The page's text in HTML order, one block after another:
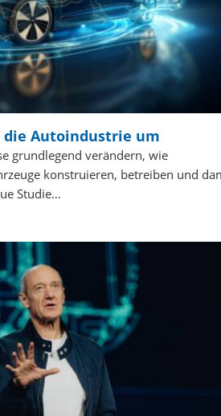
die Autoindustrie um
grundlegend verändern, wie
konstruieren, betreiben und
Studie…